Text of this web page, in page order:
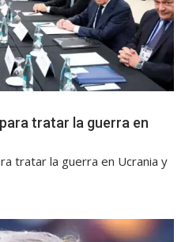
para tratar la guerra en
tratar la guerra en Ucrania y